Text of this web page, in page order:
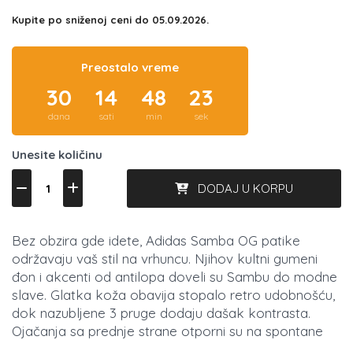
Kupite po sniženoj ceni do 05.09.2026.
Preostalo vreme
30
dana
14
sati
48
min
23
sek
Unesite količinu
DODAJ U KORPU
Bez obzira gde idete, Adidas Samba OG patike
održavaju vaš stil na vrhuncu. Njihov kultni gumeni
đon i akcenti od antilopa doveli su Sambu do modne
slave. Glatka koža obavija stopalo retro udobnošću,
dok nazubljene 3 pruge dodaju dašak kontrasta.
Ojačanja sa prednje strane otporni su na spontane